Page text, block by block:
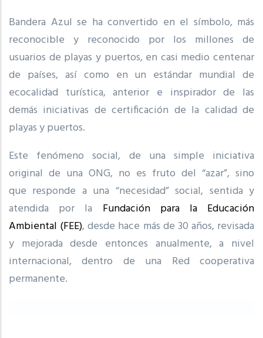
Bandera Azul se ha convertido en el símbolo, más
reconocible y reconocido por los millones de
usuarios de playas y puertos, en casi medio centenar
de países, así como en un estándar mundial de
ecocalidad turística, anterior e inspirador de las
demás iniciativas de certificación de la calidad de
playas y puertos.
Este fenómeno social, de una simple iniciativa
original de una ONG, no es fruto del “azar”, sino
que responde a una “necesidad” social, sentida y
atendida por la Fundación para la Educación
Ambiental (FEE), desde hace más de 30 años, revisada
y mejorada desde entonces anualmente, a nivel
internacional, dentro de una Red cooperativa
permanente.